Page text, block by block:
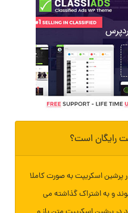
رایگان است؟
پرشین اسکریپت به صورت کاملا
و به اشتراک گذاشته می